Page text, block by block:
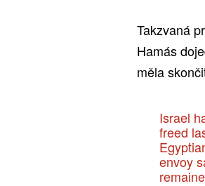
Takzvaná
Hamás
měla
Israel
freed
envoy